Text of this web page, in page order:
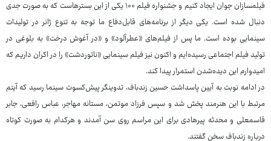
فیلمسازان جوان ایجاد کنیم و جشنواره فیلم ۱۰۰ یکی از این بسترهاست که به صورت جدی
دنبال شده است. یکی دیگر از برنامه‌های قابل‌دفاع ما توجه به تنوع ژانر در تولیدات
سینمایی بوده است. ما پس از فیلم‌های «عطرآلود» و «در آغوش درخت» به بلوغی در
تولید فیلم اجتماعی رسیده‌ایم و اکنون نیز فیلم سینمایی «ناتوردشت» را در اکران داریم که
امیدوارم این دیده‌شدن استمرار پیدا کند.
در ادامه نوبت به آیین پاسداشت حسین زندباف، تدوینگر پیش‌کسوت سینما رسید که آیتم
مرتبط با این هنرمند پخش شد و سپس فرزاد موتمن، مستانه مهاجر، عباس رافعی، جابر
قاسمعلی و محدثه پیرهادی برای این مراسم روی سن آمدند و هرکدام به صورت کوتاه
درباره زندباف سخن گفتند.